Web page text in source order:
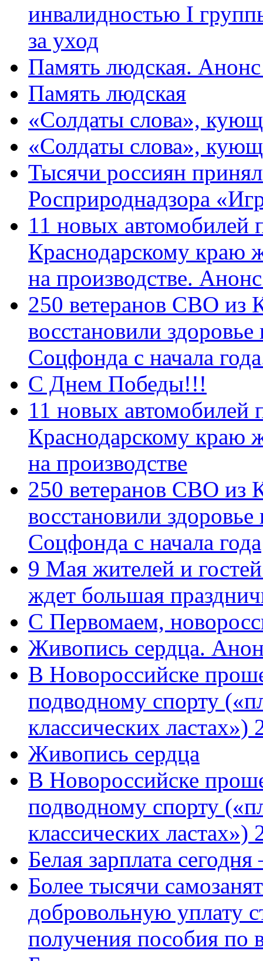
инвалидностью I
за уход
Память людская.
Память людская
«Солдаты слова»,
«Солдаты слова»,
Тысячи россиян
Росприроднадзора
11 новых автомобилей
Краснодарскому краю
на производстве.
250 ветеранов СВО из
восстановили
Соцфонда с начала
С Днем Победы!!!
11 новых автомобилей
Краснодарскому краю
на производстве
250 ветеранов СВО из
восстановили
Соцфонда с начала года
9 Мая жителей и
ждет большая
C Первомаем,
Живопись сердца.
В Новороссийске
подводному спорту
классических
Живопись сердца
В Новороссийске
подводному спорту
классических ластах»)
Белая зарплата
Более тысячи
добровольную уплату
получения пособия по